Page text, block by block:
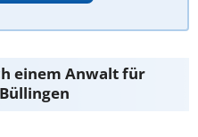
einem Anwalt für